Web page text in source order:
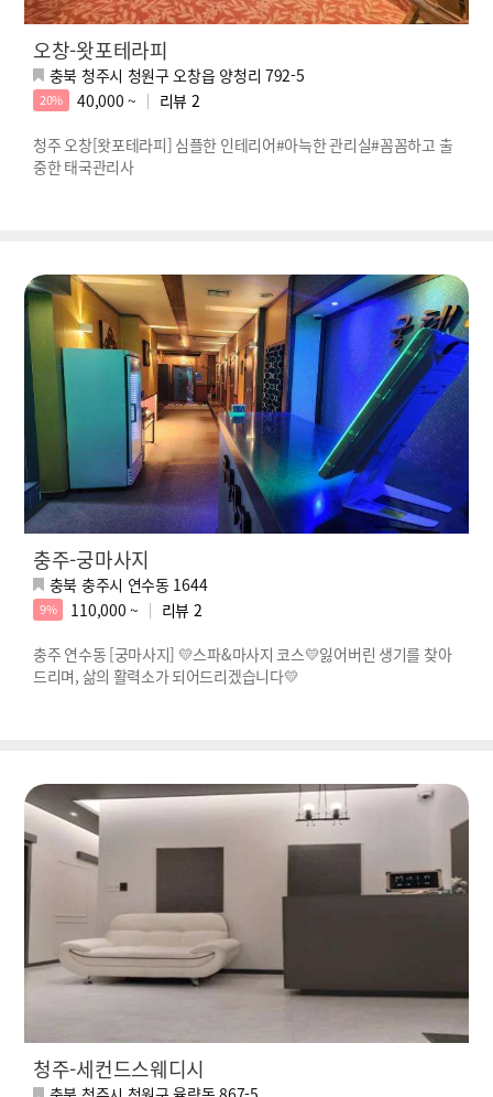
오창-왓포테라피
충북 청주시 청원구 오창읍 양청리 792-5
20% 40,000 ~ 리뷰 2
청주 오창[왓포테라피] 심플한 인테리어#아늑한 관리실#꼼꼼하고 출
중한 태국관리사
충주-궁마사지
충북 충주시 연수동 1644
9% 110,000 ~ 리뷰 2
충주 연수동 [궁마사지] 💛스파&마사지 코스💛잃어버린 생기를 찾아
드리며, 삶의 활력소가 되어드리겠습니다💛
청주-세컨드스웨디시